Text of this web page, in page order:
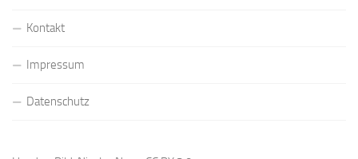
Kontakt
Impressum
Datenschutz